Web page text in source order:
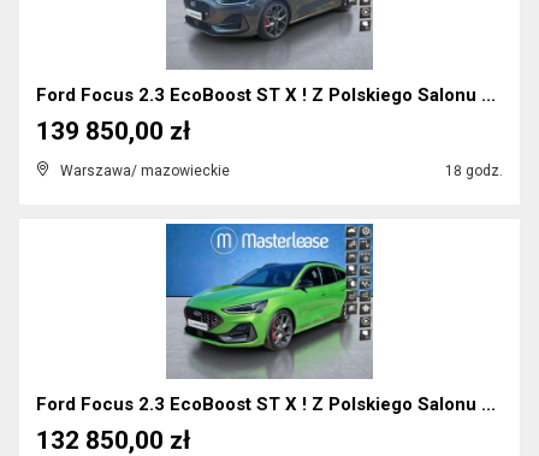
Ford Focus 2.3 EcoBoost ST X ! Z Polskiego Salonu ...
Warszawa/ mazowieckie 18 godz.
139 850,00 zł
Ford Focus 2.3 EcoBoost ST X ! Z Polskiego Salonu ...
132 850,00 zł